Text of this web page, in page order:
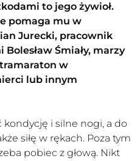
to jego żywioł.
pomaga mu w
Jurecki, pracownik
Śmiały, marzy
w
lub innym
i silne nogi, a do
siłę w rękach. Poza tym
pobiec z głową. Nikt